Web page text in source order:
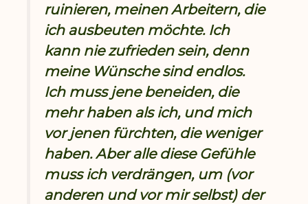
ruinieren, meinen Arbeitern, die
ich ausbeuten möchte. Ich
kann nie zufrieden sein, denn
meine Wünsche sind endlos.
Ich muss jene beneiden, die
mehr haben als ich, und mich
vor jenen fürchten, die weniger
haben. Aber alle diese Gefühle
muss ich verdrängen, um (vor
anderen und vor mir selbst) der